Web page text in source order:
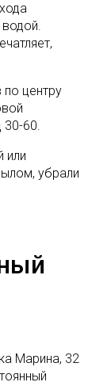
центру
30-60.
или
убрали
Марина, 32